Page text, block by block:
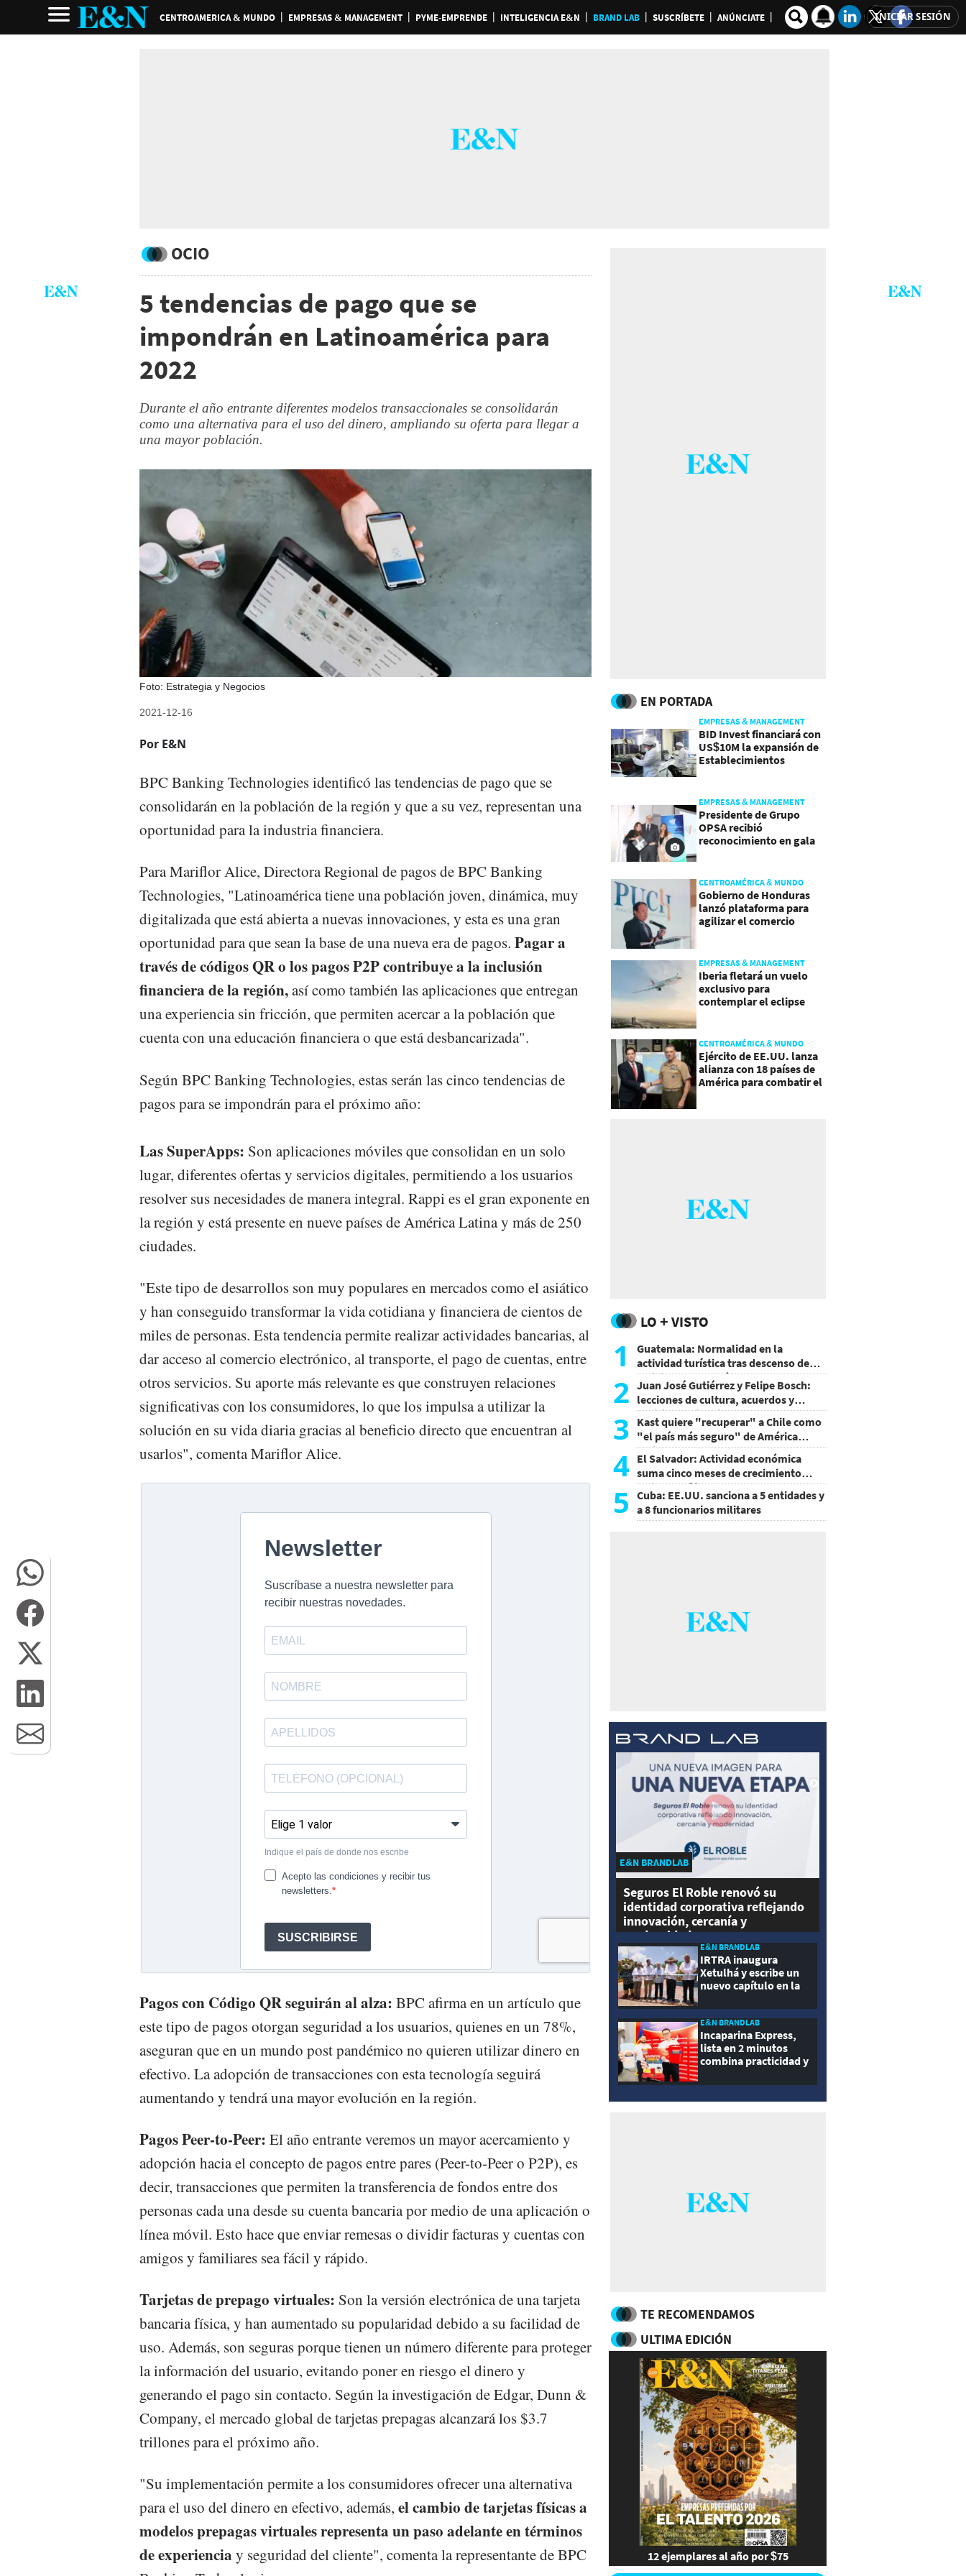
CENTROAMERICA & MUNDO EMPRESAS & MANAGEMENT PYME-EMPRENDE INTELIGENCIA E&N BRAND LAB SUSCRÍBETE ANÚNCIATE INICIAR SESIÓN
OCIO
5 tendencias de pago que se
impondrán en Latinoamérica para
2022
Durante el año entrante diferentes modelos transaccionales se consolidarán
como una alternativa para el uso del dinero, ampliando su oferta para llegar a
una mayor población.
Foto: Estrategia y Negocios
2021-12-16
Por E&N
BPC Banking Technologies identificó las tendencias de pago que se
consolidarán en la población de la región y que a su vez, representan una
oportunidad para la industria financiera.
Para Mariflor Alice, Directora Regional de pagos de BPC Banking
Technologies, "Latinoamérica tiene una población joven, dinámica, muy
digitalizada que está abierta a nuevas innovaciones, y esta es una gran
oportunidad para que sean la base de una nueva era de pagos. Pagar a
través de códigos QR o los pagos P2P contribuye a la inclusión
financiera de la región,así como también las aplicaciones que entregan
una experiencia sin fricción, que permiten acercar a la población que
cuenta con una educación financiera o que está desbancarizada".
Según BPC Banking Technologies, estas serán las cinco tendencias de
pagos para se impondrán para el próximo año:
Las SuperApps: Son aplicaciones móviles que consolidan en un solo
lugar, diferentes ofertas y servicios digitales, permitiendo a los usuarios
resolver sus necesidades de manera integral. Rappi es el gran exponente en
la región y está presente en nueve países de América Latina y más de 250
ciudades.
"Este tipo de desarrollos son muy populares en mercados como el asiático
y han conseguido transformar la vida cotidiana y financiera de cientos de
miles de personas. Esta tendencia permite realizar actividades bancarias, al
dar acceso al comercio electrónico, al transporte, el pago de cuentas, entre
otros servicios. Su aporte más relevante es que construyen relaciones
significativas con los consumidores, lo que los impulsa a utilizar la
solución en su vida diaria gracias al beneficio directo que encuentran al
usarlos", comenta Mariflor Alice.
Pagos con Código QR seguirán al alza: BPC afirma en un artículo que
este tipo de pagos otorgan seguridad a los usuarios, quienes en un 78%,
aseguran que en un mundo post pandémico no quieren utilizar dinero en
efectivo. La adopción de transacciones con esta tecnología seguirá
aumentando y tendrá una mayor evolución en la región.
Pagos Peer-to-Peer: El año entrante veremos un mayor acercamiento y
adopción hacia el concepto de pagos entre pares (Peer-to-Peer o P2P), es
decir, transacciones que permiten la transferencia de fondos entre dos
personas cada una desde su cuenta bancaria por medio de una aplicación o
línea móvil. Esto hace que enviar remesas o dividir facturas y cuentas con
amigos y familiares sea fácil y rápido.
Tarjetas de prepago virtuales: Son la versión electrónica de una tarjeta
bancaria física, y han aumentado su popularidad debido a su facilidad de
uso. Además, son seguras porque tienen un número diferente para proteger
la información del usuario, evitando poner en riesgo el dinero y
generando el pago sin contacto. Según la investigación de Edgar, Dunn &
Company, el mercado global de tarjetas prepagas alcanzará los $3.7
trillones para el próximo año.
"Su implementación permite a los consumidores ofrecer una alternativa
para el uso del dinero en efectivo, además, el cambio de tarjetas físicas a
modelos prepagas virtuales representa un paso adelante en términos
de experiencia y seguridad del cliente", comenta la representante de BPC
EN PORTADA
EMPRESAS & MANAGEMENT
BID Invest financiará con
US$10M la expansión de
Establecimientos
EMPRESAS & MANAGEMENT
Presidente de Grupo
OPSA recibió
reconocimiento en gala
CENTROAMÉRICA & MUNDO
Gobierno de Honduras
lanzó plataforma para
agilizar el comercio
EMPRESAS & MANAGEMENT
Iberia fletará un vuelo
exclusivo para
contemplar el eclipse
CENTROAMÉRICA & MUNDO
Ejército de EE.UU. lanza
alianza con 18 países de
América para combatir el
LO + VISTO
1
Guatemala: Normalidad en la
actividad turística tras descenso de
actividad del volcán de Fuego
2 Juan José Gutiérrez y Felipe Bosch:
lecciones de cultura, acuerdos y
decisiones sin miedo
3 Kast quiere "recuperar" a Chile como
"el país más seguro" de América
Latina
4 El Salvador: Actividad económica
suma cinco meses de crecimiento
arriba de 4%
5
Cuba: EE.UU. sanciona a 5 entidades y
a 8 funcionarios militares
E&N BRANDLAB
Seguros El Roble renovó su
identidad corporativa reflejando
innovación, cercanía y
modernidad
E&N BRANDLAB
IRTRA inaugura
Xetulhá y escribe un
nuevo capítulo en la
recreación de
Guatemala
E&N BRANDLAB
Incaparina Express,
lista en 2 minutos
combina practicidad y
TE RECOMENDAMOS
ULTIMA EDICIÓN
12 ejemplares al año por $75